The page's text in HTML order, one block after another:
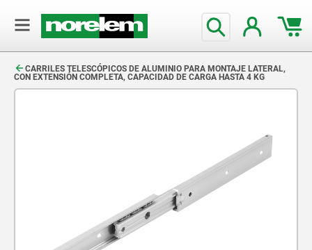
CARRILES TELESCÓPICOS DE ALUMINIO PARA MONTAJE LATERAL,
CON EXTENSIÓN COMPLETA, CAPACIDAD DE CARGA HASTA 4 KG